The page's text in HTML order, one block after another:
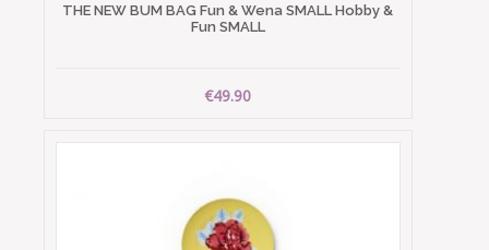
THE NEW BUM BAG Fun & Wena SMALL Hobby &
Fun SMALL
€49.90